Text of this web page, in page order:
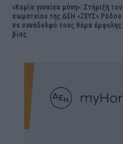
«Καμία γυναίκα μόνη»: Στήριξη του
σωματείου της ΔΕΗ «ΖΕΥΣ» Ρόδου
σε συνάδελφό τους θύμα έμφυλης
βίας